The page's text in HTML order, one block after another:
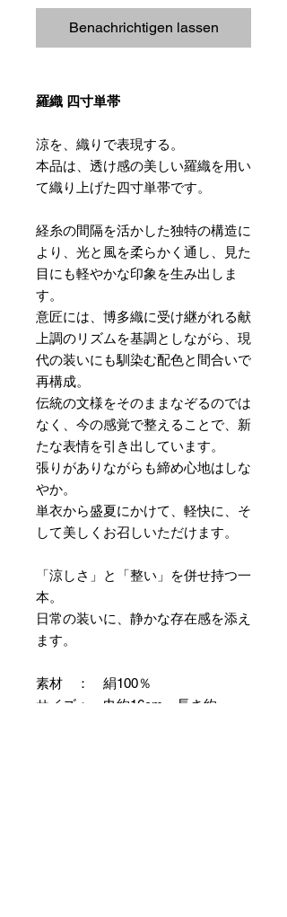
Benachrichtigen lassen
羅織 四寸単帯
涼を、織りで表現する。
本品は、透け感の美しい羅織を用い
て織り上げた四寸単帯です。
経糸の間隔を活かした独特の構造に
より、光と風を柔らかく通し、見た
目にも軽やかな印象を生み出しま
す。
意匠には、博多織に受け継がれる献
上調のリズムを基調としながら、現
代の装いにも馴染む配色と間合いで
再構成。
伝統の文様をそのままなぞるのでは
なく、今の感覚で整えることで、新
たな表情を引き出しています。
張りがありながらも締め心地はしな
やか。
単衣から盛夏にかけて、軽快に、そ
して美しくお召しいただけます。
「涼しさ」と「整い」を併せ持つ一
本。
日常の装いに、静かな存在感を添え
ます。
素材 ： 絹100％
サイズ： 巾約16cm 長さ約